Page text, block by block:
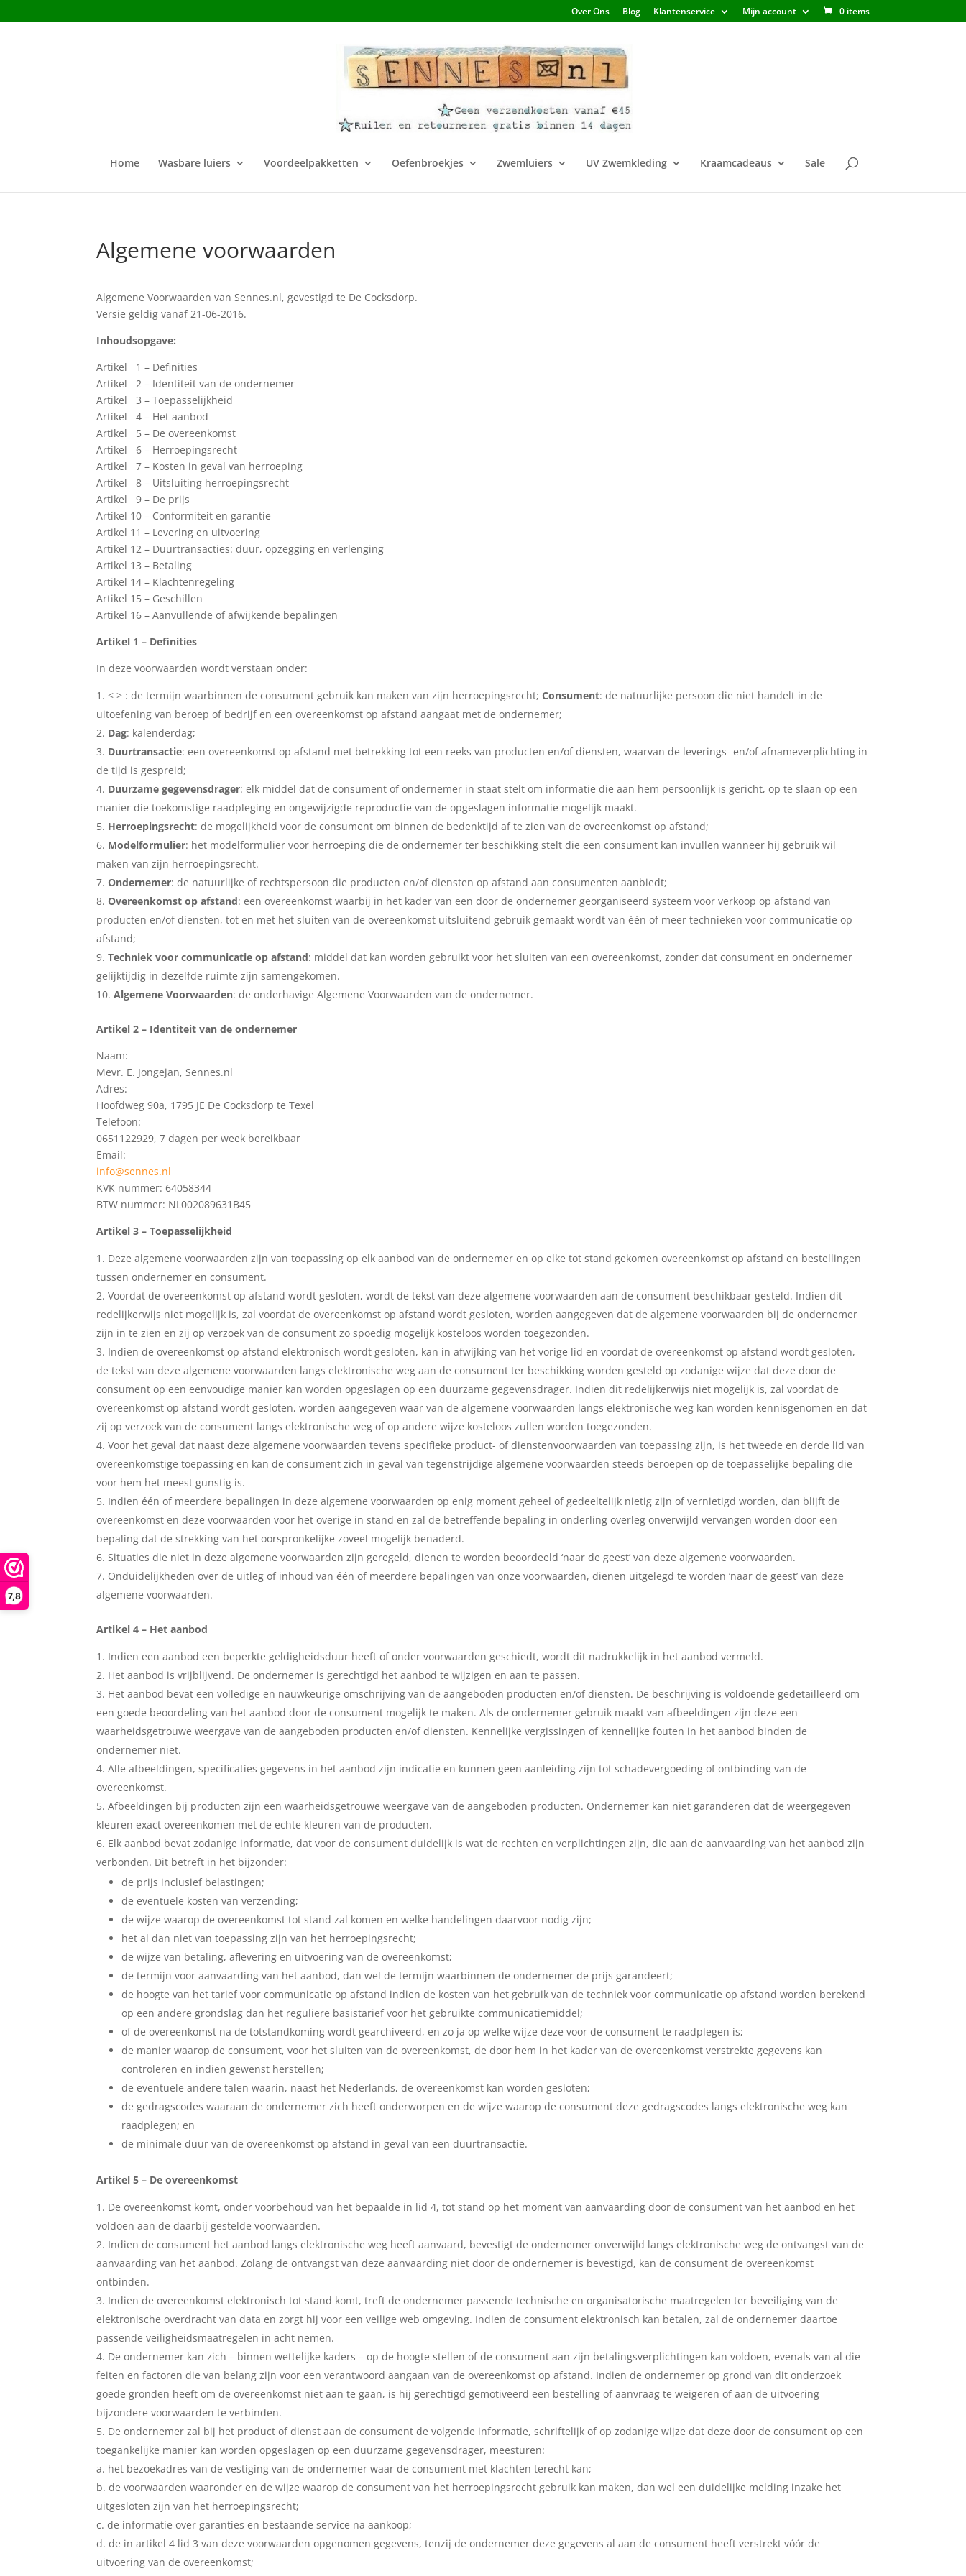
7,8
Over Ons Blog Klantenservice Mijn account 0 items
Home Wasbare luiers Voordeelpakketten Oefenbroekjes Zwemluiers UV Zwemkleding Kraamcadeaus Sale
Algemene voorwaarden
Algemene Voorwaarden van Sennes.nl, gevestigd te De Cocksdorp.
Versie geldig vanaf 21-06-2016.
Inhoudsopgave:
Artikel 1 – Definities
Artikel 2 – Identiteit van de ondernemer
Artikel 3 – Toepasselijkheid
Artikel 4 – Het aanbod
Artikel 5 – De overeenkomst
Artikel 6 – Herroepingsrecht
Artikel 7 – Kosten in geval van herroeping
Artikel 8 – Uitsluiting herroepingsrecht
Artikel 9 – De prijs
Artikel 10 – Conformiteit en garantie
Artikel 11 – Levering en uitvoering
Artikel 12 – Duurtransacties: duur, opzegging en verlenging
Artikel 13 – Betaling
Artikel 14 – Klachtenregeling
Artikel 15 – Geschillen
Artikel 16 – Aanvullende of afwijkende bepalingen
Artikel 1 – Definities
In deze voorwaarden wordt verstaan onder:
< > : de termijn waarbinnen de consument gebruik kan maken van zijn herroepingsrecht;Consument: de natuurlijke persoon die niet handelt in de
uitoefening van beroep of bedrijf en een overeenkomst op afstand aangaat met de ondernemer;
Dag: kalenderdag;
Duurtransactie: een overeenkomst op afstand met betrekking tot een reeks van producten en/of diensten, waarvan de leverings- en/of afnameverplichting in
de tijd is gespreid;
Duurzame gegevensdrager: elk middel dat de consument of ondernemer in staat stelt om informatie die aan hem persoonlijk is gericht, op te slaan op een
manier die toekomstige raadpleging en ongewijzigde reproductie van de opgeslagen informatie mogelijk maakt.
Herroepingsrecht: de mogelijkheid voor de consument om binnen de bedenktijd af te zien van de overeenkomst op afstand;
Modelformulier: het modelformulier voor herroeping die de ondernemer ter beschikking stelt die een consument kan invullen wanneer hij gebruik wil
maken van zijn herroepingsrecht.
Ondernemer: de natuurlijke of rechtspersoon die producten en/of diensten op afstand aan consumenten aanbiedt;
Overeenkomst op afstand: een overeenkomst waarbij in het kader van een door de ondernemer georganiseerd systeem voor verkoop op afstand van
producten en/of diensten, tot en met het sluiten van de overeenkomst uitsluitend gebruik gemaakt wordt van één of meer technieken voor communicatie op
afstand;
Techniek voor communicatie op afstand: middel dat kan worden gebruikt voor het sluiten van een overeenkomst, zonder dat consument en ondernemer
gelijktijdig in dezelfde ruimte zijn samengekomen.
Algemene Voorwaarden: de onderhavige Algemene Voorwaarden van de ondernemer.
Artikel 2 – Identiteit van de ondernemer
Naam:
Mevr. E. Jongejan, Sennes.nl
Adres:
Hoofdweg 90a, 1795 JE De Cocksdorp te Texel
Telefoon:
0651122929, 7 dagen per week bereikbaar
Email:
info@sennes.nl
KVK nummer: 64058344
BTW nummer: NL002089631B45
Artikel 3 – Toepasselijkheid
Deze algemene voorwaarden zijn van toepassing op elk aanbod van de ondernemer en op elke tot stand gekomen overeenkomst op afstand en bestellingen
tussen ondernemer en consument.
Voordat de overeenkomst op afstand wordt gesloten, wordt de tekst van deze algemene voorwaarden aan de consument beschikbaar gesteld. Indien dit
redelijkerwijs niet mogelijk is, zal voordat de overeenkomst op afstand wordt gesloten, worden aangegeven dat de algemene voorwaarden bij de ondernemer
zijn in te zien en zij op verzoek van de consument zo spoedig mogelijk kosteloos worden toegezonden.
Indien de overeenkomst op afstand elektronisch wordt gesloten, kan in afwijking van het vorige lid en voordat de overeenkomst op afstand wordt gesloten,
de tekst van deze algemene voorwaarden langs elektronische weg aan de consument ter beschikking worden gesteld op zodanige wijze dat deze door de
consument op een eenvoudige manier kan worden opgeslagen op een duurzame gegevensdrager. Indien dit redelijkerwijs niet mogelijk is, zal voordat de
overeenkomst op afstand wordt gesloten, worden aangegeven waar van de algemene voorwaarden langs elektronische weg kan worden kennisgenomen en dat
zij op verzoek van de consument langs elektronische weg of op andere wijze kosteloos zullen worden toegezonden.
Voor het geval dat naast deze algemene voorwaarden tevens specifieke product- of dienstenvoorwaarden van toepassing zijn, is het tweede en derde lid van
overeenkomstige toepassing en kan de consument zich in geval van tegenstrijdige algemene voorwaarden steeds beroepen op de toepasselijke bepaling die
voor hem het meest gunstig is.
Indien één of meerdere bepalingen in deze algemene voorwaarden op enig moment geheel of gedeeltelijk nietig zijn of vernietigd worden, dan blijft de
overeenkomst en deze voorwaarden voor het overige in stand en zal de betreffende bepaling in onderling overleg onverwijld vervangen worden door een
bepaling dat de strekking van het oorspronkelijke zoveel mogelijk benaderd.
Situaties die niet in deze algemene voorwaarden zijn geregeld, dienen te worden beoordeeld ‘naar de geest’ van deze algemene voorwaarden.
Onduidelijkheden over de uitleg of inhoud van één of meerdere bepalingen van onze voorwaarden, dienen uitgelegd te worden ‘naar de geest’ van deze
algemene voorwaarden.
Artikel 4 – Het aanbod
Indien een aanbod een beperkte geldigheidsduur heeft of onder voorwaarden geschiedt, wordt dit nadrukkelijk in het aanbod vermeld.
Het aanbod is vrijblijvend. De ondernemer is gerechtigd het aanbod te wijzigen en aan te passen.
Het aanbod bevat een volledige en nauwkeurige omschrijving van de aangeboden producten en/of diensten. De beschrijving is voldoende gedetailleerd om
een goede beoordeling van het aanbod door de consument mogelijk te maken. Als de ondernemer gebruik maakt van afbeeldingen zijn deze een
waarheidsgetrouwe weergave van de aangeboden producten en/of diensten. Kennelijke vergissingen of kennelijke fouten in het aanbod binden de
ondernemer niet.
Alle afbeeldingen, specificaties gegevens in het aanbod zijn indicatie en kunnen geen aanleiding zijn tot schadevergoeding of ontbinding van de
overeenkomst.
Afbeeldingen bij producten zijn een waarheidsgetrouwe weergave van de aangeboden producten. Ondernemer kan niet garanderen dat de weergegeven
kleuren exact overeenkomen met de echte kleuren van de producten.
Elk aanbod bevat zodanige informatie, dat voor de consument duidelijk is wat de rechten en verplichtingen zijn, die aan de aanvaarding van het aanbod zijn
verbonden. Dit betreft in het bijzonder:
de prijs inclusief belastingen;
de eventuele kosten van verzending;
de wijze waarop de overeenkomst tot stand zal komen en welke handelingen daarvoor nodig zijn;
het al dan niet van toepassing zijn van het herroepingsrecht;
de wijze van betaling, aflevering en uitvoering van de overeenkomst;
de termijn voor aanvaarding van het aanbod, dan wel de termijn waarbinnen de ondernemer de prijs garandeert;
de hoogte van het tarief voor communicatie op afstand indien de kosten van het gebruik van de techniek voor communicatie op afstand worden berekend
op een andere grondslag dan het reguliere basistarief voor het gebruikte communicatiemiddel;
of de overeenkomst na de totstandkoming wordt gearchiveerd, en zo ja op welke wijze deze voor de consument te raadplegen is;
de manier waarop de consument, voor het sluiten van de overeenkomst, de door hem in het kader van de overeenkomst verstrekte gegevens kan
controleren en indien gewenst herstellen;
de eventuele andere talen waarin, naast het Nederlands, de overeenkomst kan worden gesloten;
de gedragscodes waaraan de ondernemer zich heeft onderworpen en de wijze waarop de consument deze gedragscodes langs elektronische weg kan
raadplegen; en
de minimale duur van de overeenkomst op afstand in geval van een duurtransactie.
Artikel 5 – De overeenkomst
De overeenkomst komt, onder voorbehoud van het bepaalde in lid 4, tot stand op het moment van aanvaarding door de consument van het aanbod en het
voldoen aan de daarbij gestelde voorwaarden.
Indien de consument het aanbod langs elektronische weg heeft aanvaard, bevestigt de ondernemer onverwijld langs elektronische weg de ontvangst van de
aanvaarding van het aanbod. Zolang de ontvangst van deze aanvaarding niet door de ondernemer is bevestigd, kan de consument de overeenkomst
ontbinden.
Indien de overeenkomst elektronisch tot stand komt, treft de ondernemer passende technische en organisatorische maatregelen ter beveiliging van de
elektronische overdracht van data en zorgt hij voor een veilige web omgeving. Indien de consument elektronisch kan betalen, zal de ondernemer daartoe
passende veiligheidsmaatregelen in acht nemen.
De ondernemer kan zich – binnen wettelijke kaders – op de hoogte stellen of de consument aan zijn betalingsverplichtingen kan voldoen, evenals van al die
feiten en factoren die van belang zijn voor een verantwoord aangaan van de overeenkomst op afstand. Indien de ondernemer op grond van dit onderzoek
goede gronden heeft om de overeenkomst niet aan te gaan, is hij gerechtigd gemotiveerd een bestelling of aanvraag te weigeren of aan de uitvoering
bijzondere voorwaarden te verbinden.
De ondernemer zal bij het product of dienst aan de consument de volgende informatie, schriftelijk of op zodanige wijze dat deze door de consument op een
toegankelijke manier kan worden opgeslagen op een duurzame gegevensdrager, meesturen:
a. het bezoekadres van de vestiging van de ondernemer waar de consument met klachten terecht kan;
b. de voorwaarden waaronder en de wijze waarop de consument van het herroepingsrecht gebruik kan maken, dan wel een duidelijke melding inzake het
uitgesloten zijn van het herroepingsrecht;
c. de informatie over garanties en bestaande service na aankoop;
d. de in artikel 4 lid 3 van deze voorwaarden opgenomen gegevens, tenzij de ondernemer deze gegevens al aan de consument heeft verstrekt vóór de
uitvoering van de overeenkomst;